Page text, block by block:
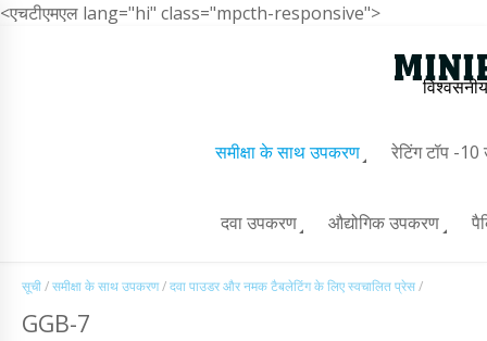
<एचटीएमएल lang="hi" class="mpcth-responsive">
समीक्षा के साथ उपकरण रेटिंग टॉप -
दवा उपकरण औद्योगिक उपकरण
सूची/समीक्षा के साथ उपकरण/दवा पाउडर और नमक टैबलेटिंग के लिए स्वचालित प्रेस/
GGB-7